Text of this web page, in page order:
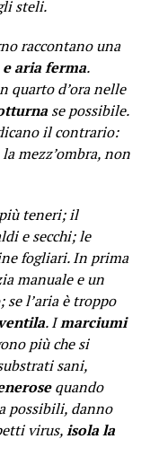
steli.
raccontano una
aria ferma.
quarto d’ora nelle
se possibile.
il contrario:
mezz’ombra, non
teneri; il
e secchi; le
fogliari. In prima
manuale e un
l’aria è troppo
. Imarciumi
più che si
sani,
quando
possibili, danno
virus,isola la